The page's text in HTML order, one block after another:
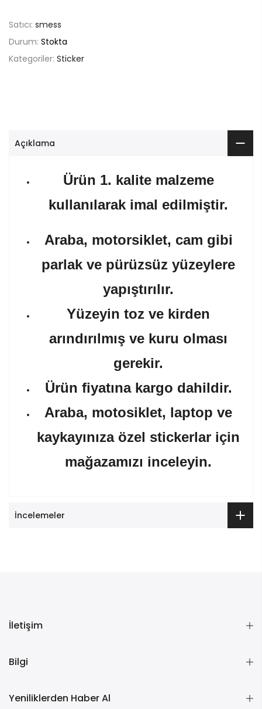
Satıcı: smess
Durum: Stokta
Kategoriler: Sticker
Açıklama
Ürün 1. kalite malzeme
kullanılarak imal edilmiştir.
Araba, motorsiklet, cam gibi
parlak ve pürüzsüz yüzeylere
yapıştırılır.
Yüzeyin toz ve kirden
arındırılmış ve kuru olması
gerekir.
Ürün fiyatına kargo dahildir.
Araba, motosiklet, laptop ve
kaykayınıza özel stickerlar için
mağazamızı inceleyin.
İncelemeler
İletişim
Bilgi
Yeniliklerden Haber Al